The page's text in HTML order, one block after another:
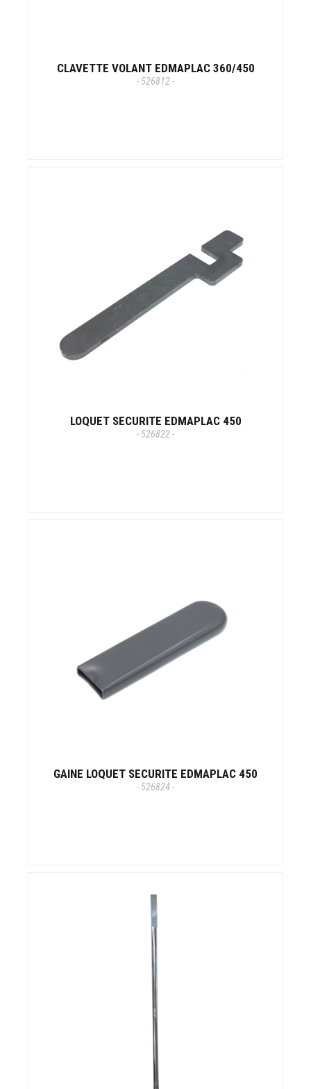
CLAVETTE VOLANT EDMAPLAC 360/450
- 526812 -
LOQUET SECURITE EDMAPLAC 450
- 526822 -
GAINE LOQUET SECURITE EDMAPLAC 450
- 526824 -